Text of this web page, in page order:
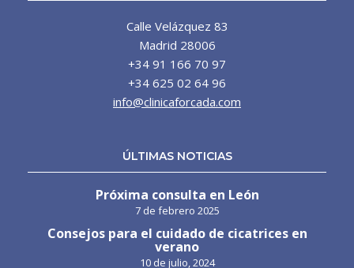
Calle Velázquez 83
Madrid 28006
+34 91 166 70 97
+34 625 02 64 96
info@clinicaforcada.com
ÚLTIMAS NOTICIAS
Próxima consulta en León
7 de febrero 2025
Consejos para el cuidado de cicatrices en
verano
10 de julio, 2024